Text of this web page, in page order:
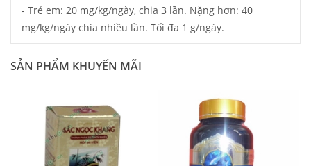
- Trẻ em: 20 mg/kg/ngày, chia 3 lần. Nặng hơn: 40
mg/kg/ngày chia nhiều lần. Tối đa 1 g/ngày.
SẢN PHẨM KHUYẾN MÃI